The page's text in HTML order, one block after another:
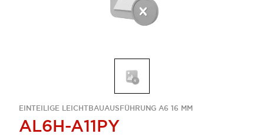
EINTEILIGE LEICHTBAUAUSFÜHRUNG A6 16 MM
AL6H-A11PY